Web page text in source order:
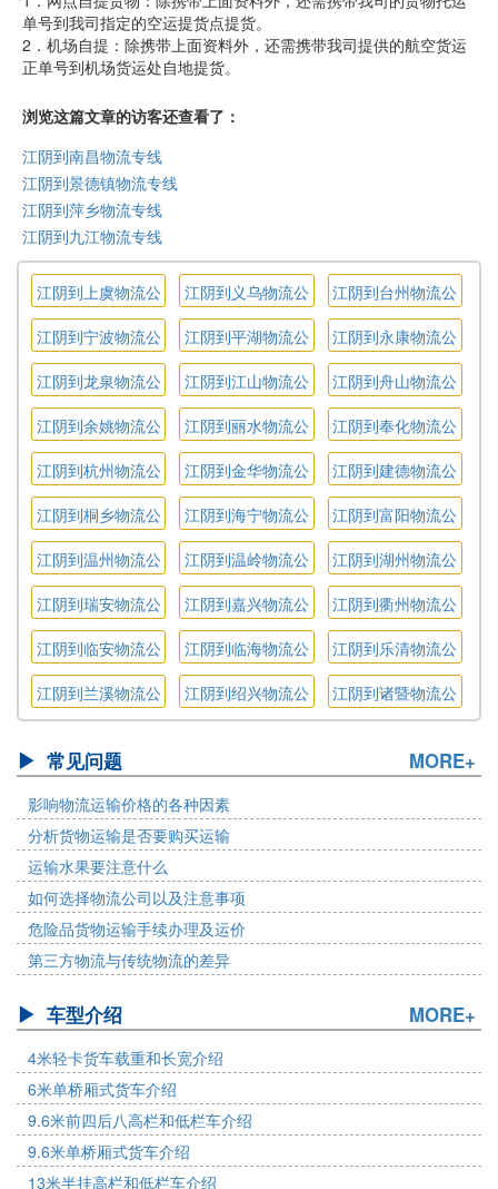
单号到我司指定的空运提货点提货。
2．机场自提：除携带上面资料外，还需携带我司提供的航空货运
正单号到机场货运处自地提货。
浏览这篇文章的访客还查看了：
江阴到南昌物流专线
江阴到景德镇物流专线
江阴到萍乡物流专线
江阴到九江物流专线
江阴到上虞物流公
司
江阴到义乌物流公
司
江阴到台州物流公
司
江阴到宁波物流公
司
江阴到平湖物流公
司
江阴到永康物流公
司
江阴到龙泉物流公
司
江阴到江山物流公
司
江阴到舟山物流公
司
江阴到余姚物流公
司
江阴到丽水物流公
司
江阴到奉化物流公
司
江阴到杭州物流公
司
江阴到金华物流公
司
江阴到建德物流公
司
江阴到桐乡物流公
司
江阴到海宁物流公
司
江阴到富阳物流公
司
江阴到温州物流公
司
江阴到温岭物流公
司
江阴到湖州物流公
司
江阴到瑞安物流公
司
江阴到嘉兴物流公
司
江阴到衢州物流公
司
江阴到临安物流公
司
江阴到临海物流公
司
江阴到乐清物流公
司
江阴到兰溪物流公
司
江阴到绍兴物流公
司
江阴到诸暨物流公
司
常见问题 MORE+
影响物流运输价格的各种因素
分析货物运输是否要购买运输
运输水果要注意什么
如何选择物流公司以及注意事项
危险品货物运输手续办理及运价
第三方物流与传统物流的差异
车型介绍 MORE+
4米轻卡货车载重和长宽介绍
6米单桥厢式货车介绍
9.6米前四后八高栏和低栏车介绍
9.6米单桥厢式货车介绍
13米半挂高栏和低栏车介绍